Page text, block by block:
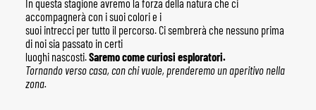
In questa stagione avremo la forza della natura che ci
accompagnerà con i suoi colori e i
suoi intrecci per tutto il percorso. Ci sembrerà che nessuno prima
di noi sia passato in certi
luoghi nascosti.Saremo come curiosi esploratori.
Tornando verso casa, con chi vuole, prenderemo un aperitivo nella
zona.